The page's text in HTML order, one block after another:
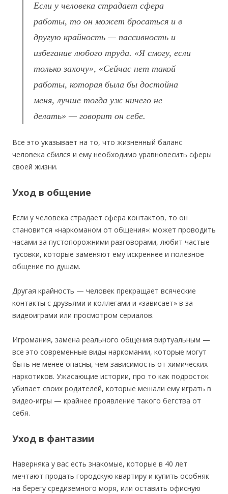
Если у человека страдает сфера
работы, то он может бросаться и в
другую крайность — пассивность и
избегание любого труда. «Я смогу, если
только захочу», «Сейчас нет такой
работы, которая была бы достойна
меня, лучше тогда уж ничего не
делать» — говорит он себе.
Все это указывает на то, что жизненный баланс
человека сбился и ему необходимо уравновесить сферы
своей жизни.
Уход в общение
Если у человека страдает сфера контактов, то он
становится «наркоманом от общения»: может проводить
часами за пустопорожними разговорами, любит частые
тусовки, которые заменяют ему искреннее и полезное
общение по душам.
Другая крайность — человек прекращает всяческие
контакты с друзьями и коллегами и «зависает» в за
видеоиграми или просмотром сериалов.
Игромания, замена реального общения виртуальным —
все это современные виды наркомании, которые могут
быть не менее опасны, чем зависимость от химических
наркотиков. Ужасающие истории, про то как подросток
убивает своих родителей, которые мешали ему играть в
видео-игры — крайнее проявление такого бегства от
себя.
Уход в фантазии
Наверняка у вас есть знакомые, которые в 40 лет
мечтают продать городскую квартиру и купить особняк
на берегу средиземного моря, или оставить офисную